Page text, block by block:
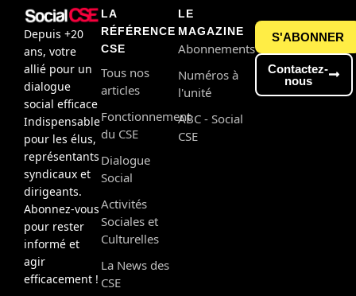
Depuis +20
ans, votre
allié pour un
dialogue
social efficace
Indispensable
pour les élus,
représentants
syndicaux et
dirigeants.
Abonnez-vous
pour rester
informé et
agir
efficacement !
LA
RÉFÉRENCE
CSE
Tous nos
articles
Fonctionnement
du CSE
Dialogue
Social
Activités
Sociales et
Culturelles
La News des
CSE
LE
MAGAZINE
Abonnements
Numéros à
l'unité
ABC - Social
CSE
S'ABONNER
Contactez-
nous